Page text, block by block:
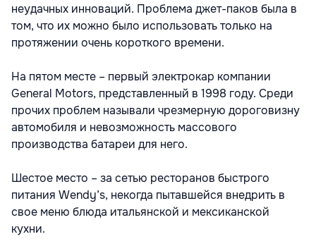
неудачных инноваций. Проблема джет-паков была в
том, что их можно было использовать только на
протяжении очень короткого времени.
На пятом месте – первый электрокар компании
General Motors, представленный в 1998 году. Среди
прочих проблем называли чрезмерную дороговизну
автомобиля и невозможность массового
производства батареи для него.
Шестое место – за сетью ресторанов быстрого
питания Wendy’s, некогда пытавшейся внедрить в
свое меню блюда итальянской и мексиканской
кухни.